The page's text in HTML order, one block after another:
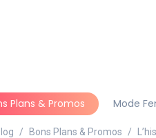
Plans & Promos Mode
Bons Plans & Promos